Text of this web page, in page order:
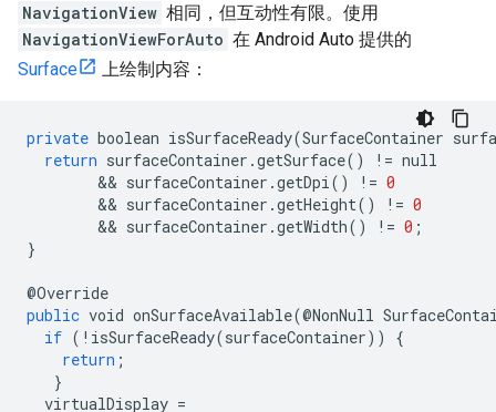
NavigationView 相同，但互动性有限。使用
NavigationViewForAuto 在 Android Auto 提供的
Surface
上绘制内容：
private boolean isSurfaceReady(SurfaceContainer
return surfaceContainer .getSurface() != null
        &&
surfaceContainer .getDpi() != 0
        &&
surfaceContainer .getHeight() != 0
        &&
surfaceContainer .getWidth() != 0 ;
}
@Override
public void onSurfaceAvailable(@NonNull
if ( ! isSurfaceReady(surfaceContainer))
{
return ;
}
virtualDisplay =